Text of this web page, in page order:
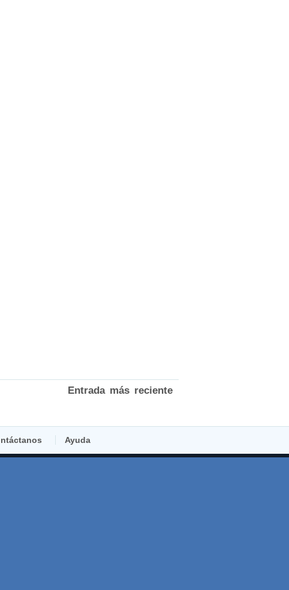
Entrada más reciente
Ayuda